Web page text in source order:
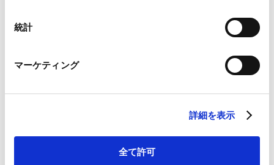
Marketo
外部サイト）
LinkedIn プライバシーポリシー（
HubSpot プライバシーポリシー（外部サイト）
統計
マーケティング
詳細を表示
全て許可
増田
東京